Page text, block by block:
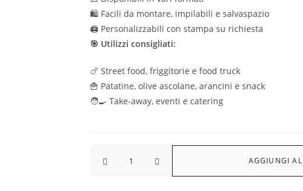
🛍️ Facili da montare, impilabili e salvaspazio
🖨️ Personalizzabili con stampa su richiesta
🎯 Utilizzi consigliati:
🍗 Street food, friggitorie e food truck
🍟 Patatine, olive ascolane, arancini e snack
🧑‍🍳 Take-away, eventi e catering
AGGIUNGI AL